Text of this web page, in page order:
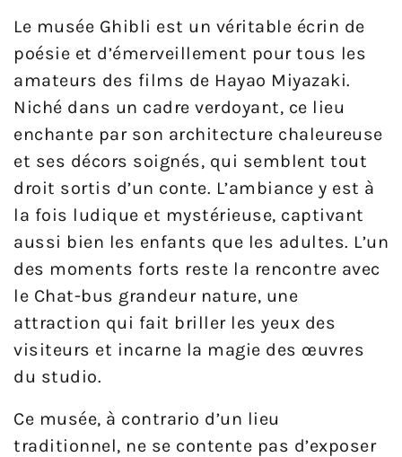
Le musée Ghibli est un véritable écrin de
poésie et d’émerveillement pour tous les
amateurs des films de Hayao Miyazaki.
Niché dans un cadre verdoyant, ce lieu
enchante par son architecture chaleureuse
et ses décors soignés, qui semblent tout
droit sortis d’un conte. L’ambiance y est à
la fois ludique et mystérieuse, captivant
aussi bien les enfants que les adultes. L’un
des moments forts reste la rencontre avec
le Chat-bus grandeur nature, une
attraction qui fait briller les yeux des
visiteurs et incarne la magie des œuvres
du studio.
Ce musée, à contrario d’un lieu
traditionnel, ne se contente pas d’exposer